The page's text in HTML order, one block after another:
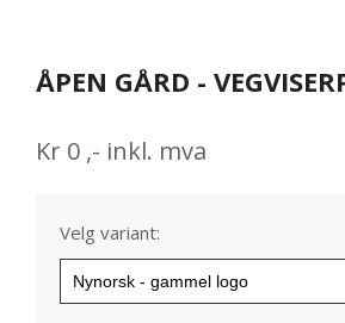
of
ÅPEN GÅRD -
Kr 0 ,- inkl. mva
Velg variant: